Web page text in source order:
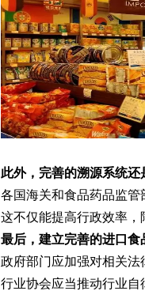
此外，完善的溯源系统
各国海关和食品药品监
这不仅能提高行政效率
最后，建立完善的进口
政府部门应加强对相关
行业协会应当推动行业